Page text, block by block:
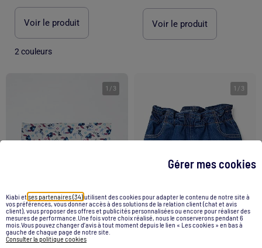
Gérer mes cookies
Kiabi etses partenaires (34)utilisent des cookies pour adapter le contenu de notre site à
vos préférences, vous donner accès à des solutions de la relation client (chat et avis
client), vous proposer des offres et publicités personnalisées ou encore pour réaliser des
mesures de performance.Une fois votre choix réalisé, nous le conserverons pendant 6
mois.Vous pouvez changer d’avis à tout moment depuis le lien « Les cookies » en bas à
gauche de chaque page de notre site.
Consulter la politique cookies
Voir le produit
2 couleurs
Voir le produit
1 / 3 1 / 3